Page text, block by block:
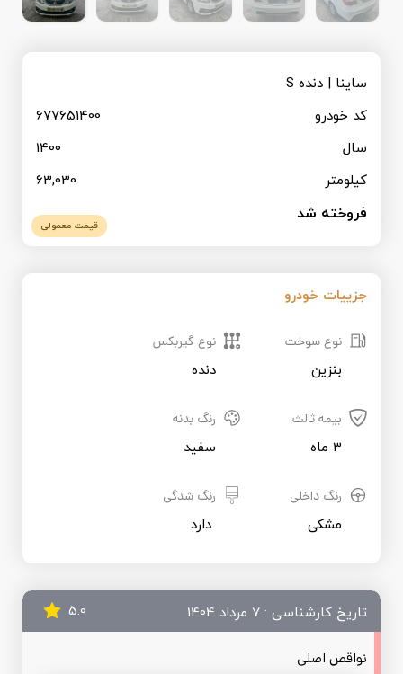
قیمت روز خودرو
ساینا | دنده S
کد خودرو
677651400
سال
1400
کیلومتر
63,030
فروخته شد
قیمت معمولی
جزییات خودرو
نوع سوخت
بنزین
نوع گیربکس
دنده
بیمه ثالث
3 ماه
رنگ بدنه
سفید
رنگ داخلی
مشکی
رنگ شدگی
تاریخ کارشناسی : 7 مرداد 1404 5.0
نواقص اصلی